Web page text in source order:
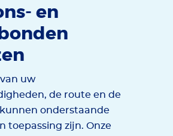
en
uw
de route en de
onderstaande
toepassing zijn. Onze